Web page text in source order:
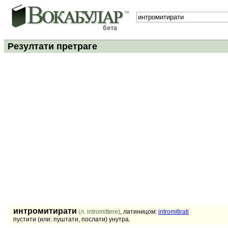
Резултати претраге
интромитирати (л. intromittere), латиницом: intromitirati
пустити (или: пуштати, послати) унутра.